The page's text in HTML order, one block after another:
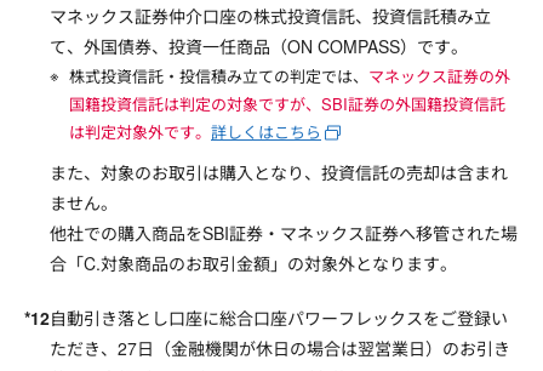
マネックス証券仲介口座の株式投資信託、投資信託積み立
て、外国債券、投資一任商品（ON COMPASS）です。
株式投資信託・投信積み立ての判定では、 マネックス証券の外
国籍投資信託は判定の対象ですが、SBI証券の外国籍投資信託
は判定対象外です。 詳しくはこちら
また、対象のお取引は購入となり、投資信託の売却は含まれ
ません。
他社での購入商品をSBI証券・マネックス証券へ移管された場
合「C.対象商品のお取引金額」の対象外となります。
自動引き落とし口座に総合口座パワーフレックスをご登録い
ただき、27日（金融機関が休日の場合は翌営業日）のお引き